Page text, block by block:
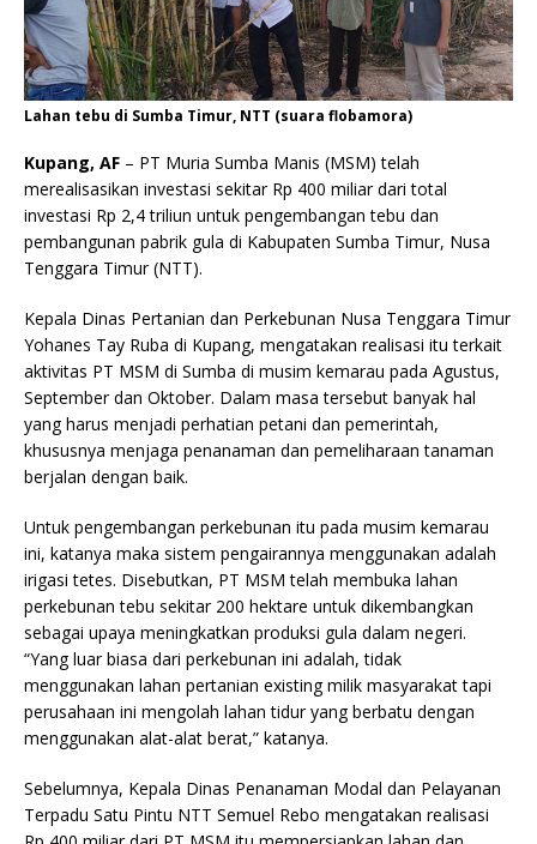
Lahan tebu di Sumba Timur, NTT (suara flobamora)
Kupang, AF – PT Muria Sumba Manis (MSM) telah
merealisasikan investasi sekitar Rp 400 miliar dari total
investasi Rp 2,4 triliun untuk pengembangan tebu dan
pembangunan pabrik gula di Kabupaten Sumba Timur, Nusa
Tenggara Timur (NTT).
Kepala Dinas Pertanian dan Perkebunan Nusa Tenggara Timur
Yohanes Tay Ruba di Kupang, mengatakan realisasi itu terkait
aktivitas PT MSM di Sumba di musim kemarau pada Agustus,
September dan Oktober. Dalam masa tersebut banyak hal
yang harus menjadi perhatian petani dan pemerintah,
khususnya menjaga penanaman dan pemeliharaan tanaman
berjalan dengan baik.
Untuk pengembangan perkebunan itu pada musim kemarau
ini, katanya maka sistem pengairannya menggunakan adalah
irigasi tetes. Disebutkan, PT MSM telah membuka lahan
perkebunan tebu sekitar 200 hektare untuk dikembangkan
sebagai upaya meningkatkan produksi gula dalam negeri.
“Yang luar biasa dari perkebunan ini adalah, tidak
menggunakan lahan pertanian existing milik masyarakat tapi
perusahaan ini mengolah lahan tidur yang berbatu dengan
menggunakan alat-alat berat,” katanya.
Sebelumnya, Kepala Dinas Penanaman Modal dan Pelayanan
Terpadu Satu Pintu NTT Semuel Rebo mengatakan realisasi